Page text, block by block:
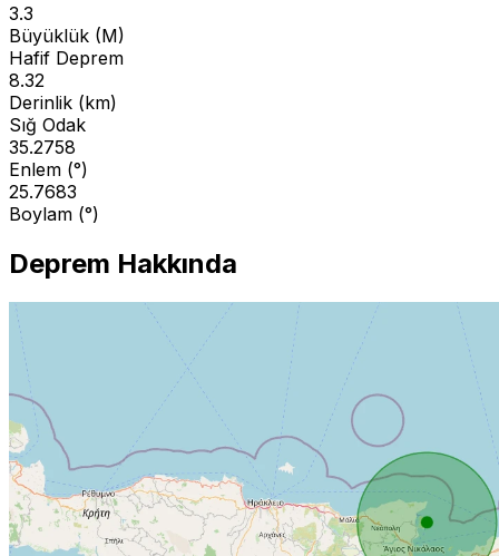
3.3
Büyüklük (M)
Hafif Deprem
8.32
Derinlik (km)
Sığ Odak
35.2758
Enlem (°)
25.7683
Boylam (°)
Deprem Hakkında